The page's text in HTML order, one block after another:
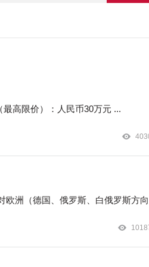
一、项目名称：陆港集装箱堆场消火栓改造项目 二、项目法人（或招标人）：合肥国际内陆港发展有限公司 三、项目概算（最高限价）：人民币30万元 ...